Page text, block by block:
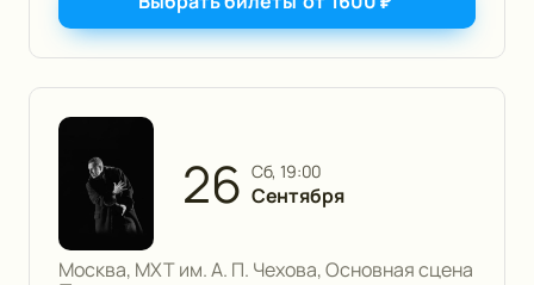
26 сб, 19:00
Сентября
Москва, МХТ им. А. П. Чехова, Основная сцена